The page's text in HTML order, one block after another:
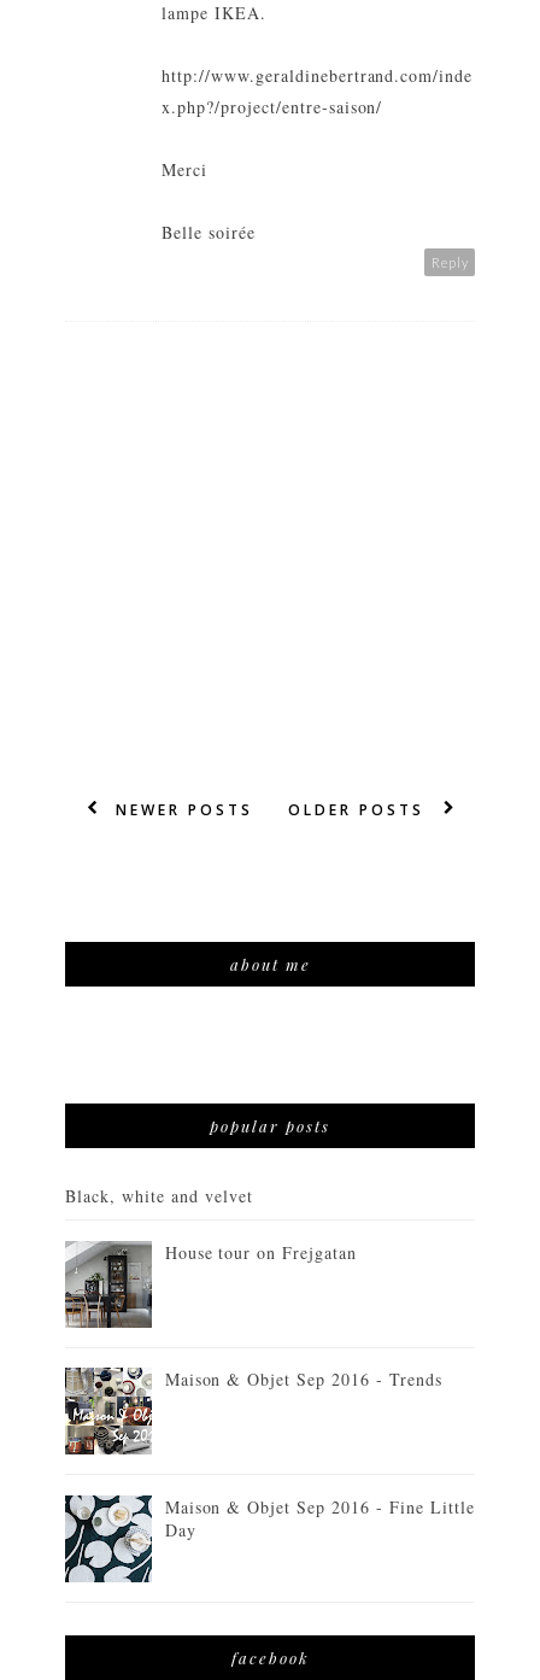
lampe IKEA.
http://www.geraldinebertrand.com/inde
x.php?/project/entre-saison/
Merci
Belle soirée
Reply
NEWER POSTS OLDER POSTS
about me
popular posts
Black, white and velvet
House tour on Frejgatan
Maison & Objet Sep 2016 - Trends
Maison & Objet Sep 2016 - Fine Little
Day
facebook